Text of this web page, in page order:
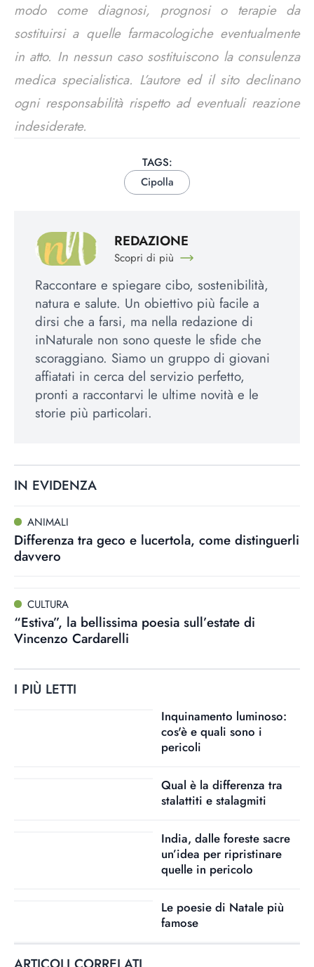
modo come diagnosi, prognosi o terapie da
sostituirsi a quelle farmacologiche eventualmente
in atto. In nessun caso sostituiscono la consulenza
medica specialistica. L’autore ed il sito declinano
ogni responsabilità rispetto ad eventuali reazione
indesiderate.
TAGS:
Cipolla
REDAZIONE
Scopri di più
Raccontare e spiegare cibo, sostenibilità,
natura e salute. Un obiettivo più facile a
dirsi che a farsi, ma nella redazione di
inNaturale non sono queste le sfide che
scoraggiano. Siamo un gruppo di giovani
affiatati in cerca del servizio perfetto,
pronti a raccontarvi le ultime novità e le
storie più particolari.
IN EVIDENZA
ANIMALI
Differenza tra geco e lucertola, come distinguerli
davvero
CULTURA
“Estiva”, la bellissima poesia sull’estate di
Vincenzo Cardarelli
I PIÙ LETTI
Inquinamento luminoso:
cos'è e quali sono i
pericoli
Qual è la differenza tra
stalattiti e stalagmiti
India, dalle foreste sacre
un’idea per ripristinare
quelle in pericolo
Le poesie di Natale più
famose